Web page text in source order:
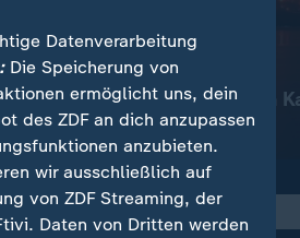
Nachrichten | heute
Waldbrände in
Video
Datenverarbeitung
Die Speicherung von
ermöglicht uns, dein
des ZDF an dich anzupassen
anzubieten.
wir ausschließlich auf
von ZDF Streaming, der
Daten von Dritten werden